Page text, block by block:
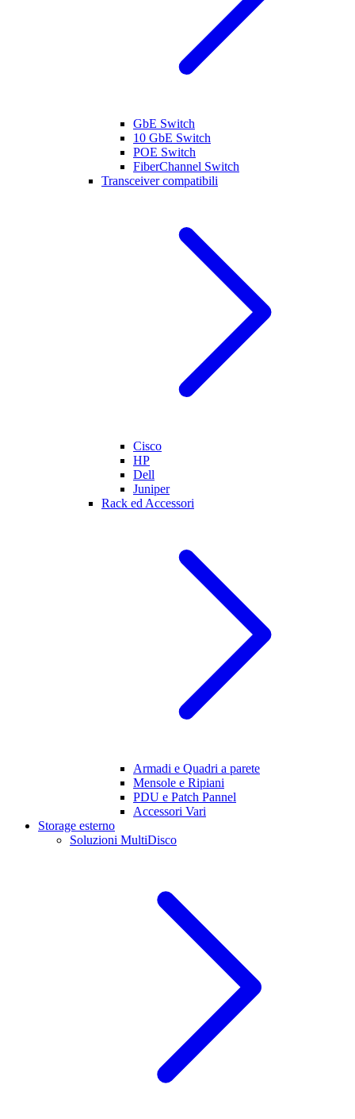
GbE Switch
10 GbE Switch
POE Switch
FiberChannel Switch
Transceiver compatibili
Cisco
HP
Dell
Juniper
Rack ed Accessori
Armadi e Quadri a parete
Mensole e Ripiani
PDU e Patch Pannel
Accessori Vari
Storage esterno
Soluzioni MultiDisco